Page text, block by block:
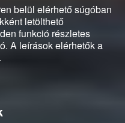
belül elérhető súgóban
letölthető
funkció részletes
A leírások elérhetők a